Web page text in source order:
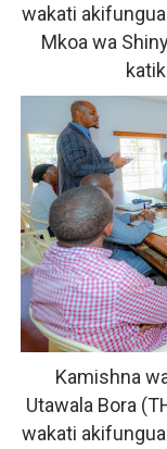
wakati
Mkoa wa
Kamishna
Utawala Bora
wakati